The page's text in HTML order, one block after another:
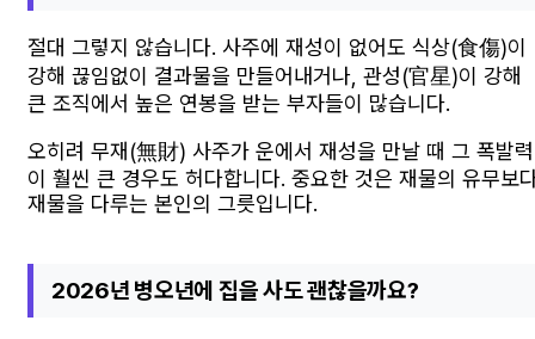
절대 그렇지 않습니다. 사주에 재성이 없어도 식상(食傷)이
강해 끊임없이 결과물을 만들어내거나, 관성(官星)이 강해
큰 조직에서 높은 연봉을 받는 부자들이 많습니다.
오히려 무재(無財) 사주가 운에서 재성을 만날 때 그 폭발력
이 훨씬 큰 경우도 허다합니다. 중요한 것은 재물의 유무보
재물을 다루는 본인의 그릇입니다.
2026년 병오년에 집을 사도 괜찮을까요?